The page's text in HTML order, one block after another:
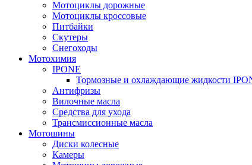
Мотоциклы дорожные
Мотоциклы кроссовые
Питбайки
Скутеры
Снегоходы
Мотохимия
IPONE
Тормозные и охлаждающие жидкости
Антифризы
Вилочные масла
Средства для ухода
Трансмиссионные масла
Мотошины
Диски колесные
Камеры